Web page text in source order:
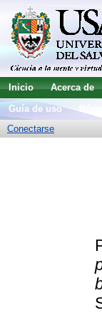
Inicio Acerca de
Guía de uso
Conectarse